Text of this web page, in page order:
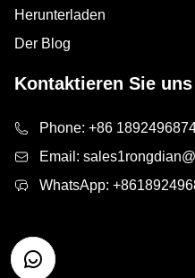
Herunterladen
Der Blog
Kontaktieren Sie uns
Phone: +86
Email:
WhatsApp: